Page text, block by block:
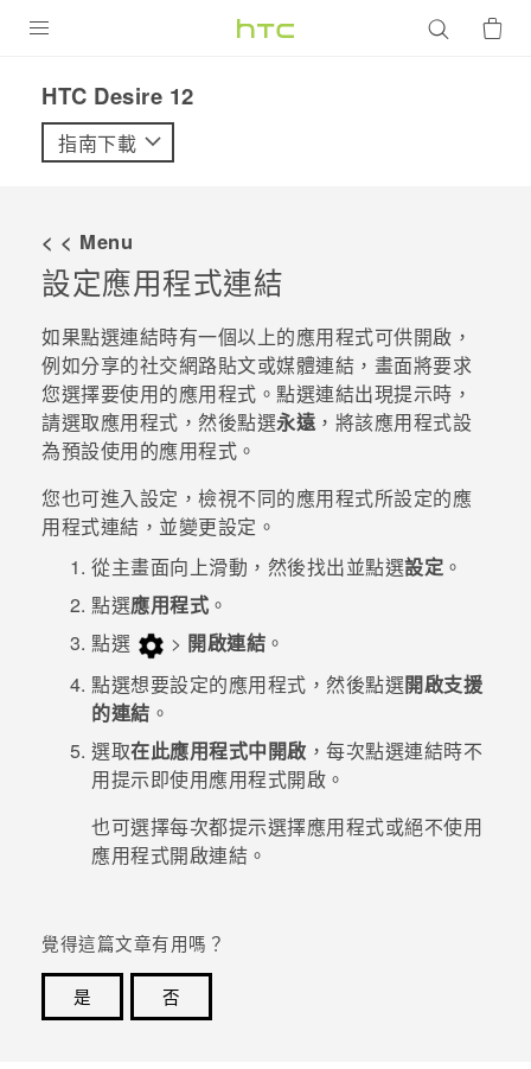
VIVE
配件
優惠專區
焦點訊息
校園專案
企業採購
銷售門市
VIVELAND
HTC Desire 12‎
指南下載
< < Menu
設定應用程式連結
如果點選連結時有一個以上的應用程式可供開啟，
例如分享的社交網路貼文或媒體連結，畫面將要求
您選擇要使用的應用程式。點選連結出現提示時，
請選取應用程式，然後點選永遠，將該應用程式設
為預設使用的應用程式。
您也可進入設定，檢視不同的應用程式所設定的應
用程式連結，並變更設定。
從主畫面向上滑動，然後找出並點選設定 。
點選應用程式 。
點選
> 開啟連結 。
點選想要設定的應用程式，然後點選開啟支援
的連結 。
選取在此應用程式中開啟 ，每次點選連結時不
用提示即使用應用程式開啟。
也可選擇每次都提示選擇應用程式或絕不使用
應用程式開啟連結。
覺得這篇文章有用嗎？
是
否